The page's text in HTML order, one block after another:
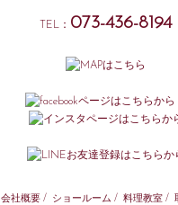
TEL： 073-436-8194
会社概要 / ショールーム / 料理教室 /